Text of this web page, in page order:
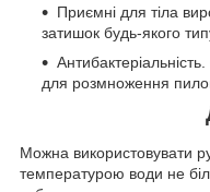
Приємні для тіла
затишок будь-якого
для розмноження
Можна використовувати
температурою води не